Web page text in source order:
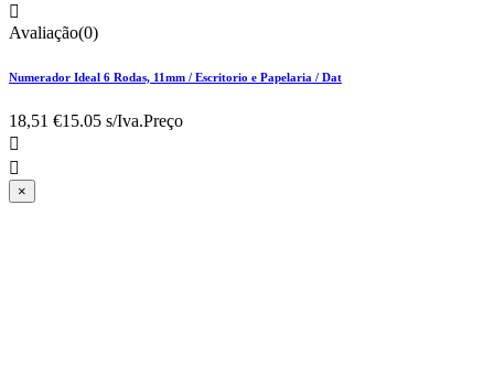

Avaliação(0)
Numerador Ideal 6 Rodas, 11mm / Escritorio e Papelaria / Dat
18,51 €15.05 s/Iva.Preço


×